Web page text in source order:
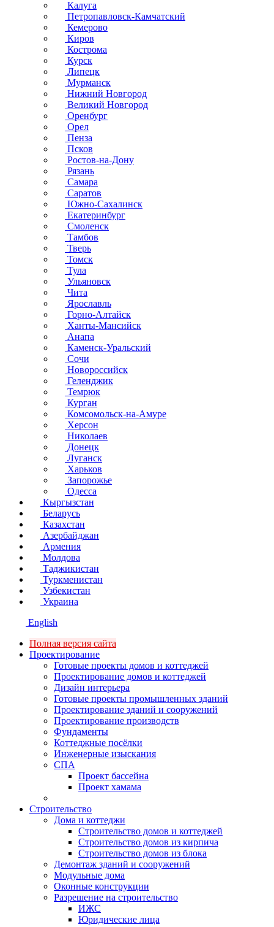
Калуга
Петропавловск-Камчатский
Кемерово
Киров
Кострома
Курск
Липецк
Мурманск
Нижний Новгород
Великий Новгород
Оренбург
Орел
Пенза
Псков
Ростов-на-Дону
Рязань
Самара
Саратов
Южно-Сахалинск
Екатеринбург
Смоленск
Тамбов
Тверь
Томск
Тула
Ульяновск
Чита
Ярославль
Горно-Алтайск
Ханты-Мансийск
Анапа
Каменск-Уральский
Сочи
Новороссийск
Геленджик
Темрюк
Курган
Комсомольск-на-Амуре
Херсон
Николаев
Донецк
Луганск
Харьков
Запорожье
Одесса
Кыргызстан
Беларусь
Казахстан
Азербайджан
Армения
Молдова
Таджикистан
Туркменистан
Узбекистан
Украина
English
Полная версия сайта
Проектирование
Готовые проекты домов и коттеджей
Проектирование домов и коттеджей
Дизайн интерьера
Готовые проекты промышленных зданий
Проектирование зданий и сооружений
Проектирование производств
Фундаменты
Коттеджные посёлки
Инженерные изыскания
СПА
Проект бассейна
Проект хамама
Строительство
Дома и коттеджи
Строительство домов и коттеджей
Строительство домов из кирпича
Строительство домов из блока
Демонтаж зданий и сооружений
Модульные дома
Оконные конструкции
Разрешение на строительство
ИЖС
Юридические лица